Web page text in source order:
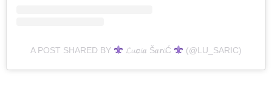
A POST SHARED BY 𝓛𝓾𝙘𝓲𝒂 Š𝒂𝙧𝓲Ć (@LU_SARIC)